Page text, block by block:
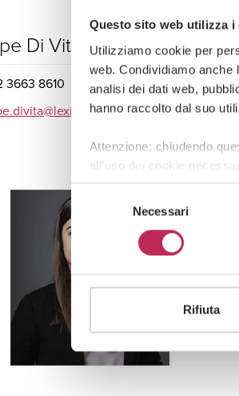
Questo sito web utilizza i
Utilizziamo cookie per
web. Condividiamo
analisi dei dati web,
hanno raccolto dal suo
Attenzione: chiudendo
all’uso dei cookie
Selezione
del
consenso
Necessari
Rifiuta
Di Vita
3663 8610